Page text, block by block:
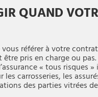
QUAND
référer à votre
pris en charge ou pas.
« tous risques
les carrosseries, les
des parties vitrées